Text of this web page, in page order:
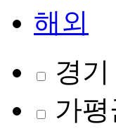
해외
경기
가평